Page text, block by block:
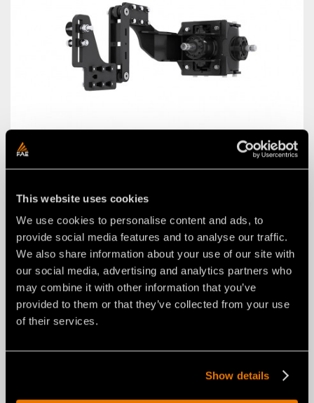
This website uses cookies
We use cookies to personalise content and ads, to
provide social media features and to analyse our traffic.
We also share information about your use of our site with
our social media, advertising and analytics partners who
may combine it with other information that you’ve
provided to them or that they’ve collected from your use
of their services.
Show details